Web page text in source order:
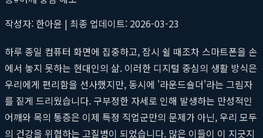
작성자: 한아윤 | 최종 업데이트: 2026-03-23
하루 종일 컴퓨터 화면에 집중하고, 잠시 쉴 때조차 스마트폰을 손
에서 놓지 못하는 현대인의 삶. 이러한 디지털 중심의 생활 방식은
우리에게 편리함을 선사했지만, 동시에 '라운드숄더'라는 그림자
를 짙게 드리웠습니다. 구부정한 자세로 인해 발생하는 만성적인
어깨와 목의 통증은 이제 특정 직업군만의 문제가 아닌, 우리 모두
의 건강을 위협하는 고질병이 되었습니다. 많은 이들이 이 지긋지